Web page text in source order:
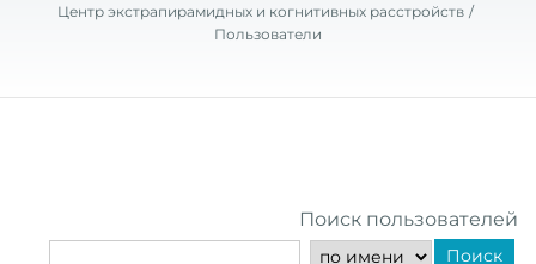
Центр экстрапирамидных и когнитивных расстройств
Пользователи
Поиск пользователей
Поиск